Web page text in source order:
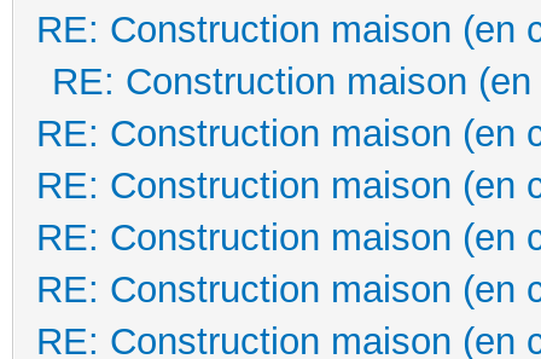
RE: Construction maison (en
RE: Construction maison
RE: Construction maison (en
RE: Construction maison (en
RE: Construction maison (en
RE: Construction maison (en
RE: Construction maison (en